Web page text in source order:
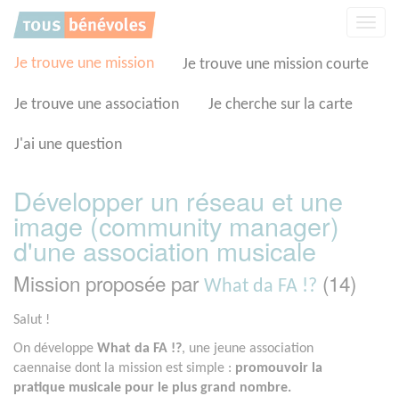
Je trouve une mission Je trouve une mission courte
Je trouve une association Je cherche sur la carte
J'ai une question
Développer un réseau et une
image (community manager)
d'une association musicale
Mission proposée par What da FA !? (14)
Salut !
On développe What da FA !?, une jeune association
caennaise dont la mission est simple : promouvoir la
pratique musicale pour le plus grand nombre.
Panneau de gestion des cookies